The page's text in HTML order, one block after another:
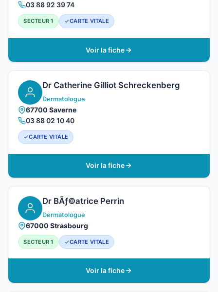
03 88 92 39 74
SECTEUR 1 CARTE VITALE
Voir la fiche
Dr Catherine Gilliot Schreckenberg
Dermatologue
67700 Saverne
03 88 02 10 40
CARTE VITALE
Voir la fiche
Dr BÃƒ©atrice Perrin
Dermatologue
67000 Strasbourg
SECTEUR 1 CARTE VITALE
Voir la fiche